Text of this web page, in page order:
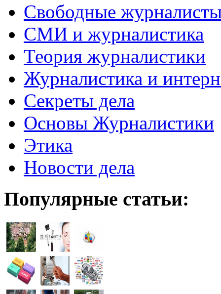
Свободные
СМИ и журналистика
Теория журналистики
Журналистика и
Секреты дела
Основы Журналистики
Этика
Новости дела
Популярные статьи: